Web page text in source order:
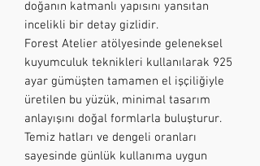
doğanın katmanlı yapısını yansıtan
incelikli bir detay gizlidir.
Forest Atelier atölyesinde geleneksel
kuyumculuk teknikleri kullanılarak 925
ayar gümüşten tamamen el işçiliğiyle
üretilen bu yüzük, minimal tasarım
anlayışını doğal formlarla buluşturur.
Temiz hatları ve dengeli oranları
sayesinde günlük kullanıma uygun